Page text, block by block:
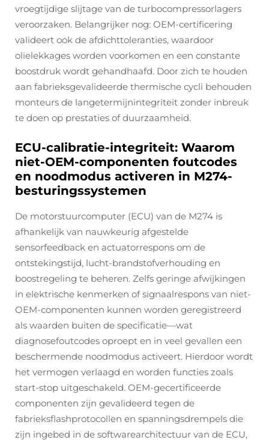
vroegtijdige slijtage van de turbocompressorlagers
veroorzaken. Belangrijker nog: OEM-certificering
valideert ook de afdichttoleranties, waardoor
olielekkages worden voorkomen en een constante
boostdruk wordt gehandhaafd. Door zich te houden
aan fabrieksgevalideerde thermische cycli behouden
monteurs de langetermijnintegriteit zonder inbreuk
te doen op prestaties of duurzaamheid.
ECU-calibratie-integriteit: Waarom
niet-OEM-componenten foutcodes
en noodmodus activeren in M274-
besturingssystemen
De motorstuurcomputer (ECU) van de M274 is
afhankelijk van nauwkeurig afgestelde
sensorfeedback en actuatorrespons om de
ontstekingstijd, lucht-brandstofverhouding en
boostregeling te beheren. Zelfs geringe afwijkingen
in elektrische kenmerken of signaalrespons van niet-
OEM-componenten kunnen worden geregistreerd
als waarden buiten de specificatie—wat
diagnosefoutcodes oproept en in veel gevallen een
beschermende noodmodus activeert. Hierdoor wordt
het vermogen verlaagd en worden functies zoals
start-stop uitgeschakeld. OEM-gecertificeerde
componenten zijn gevalideerd tegen de
fabrieksflashprotocollen en spanningsdrempels die
zijn ingebed in de softwarearchitectuur van de ECU,